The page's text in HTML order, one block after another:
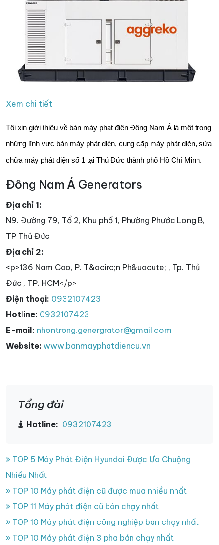
Xem chi tiết
Tôi xin giới thiệu về bán máy phát điện Đông Nam Á là một trong
những lĩnh vực bán máy phát điện, cung cấp máy phát điện, sửa
chữa máy phát điện số 1 tại Thủ Đức thành phố Hồ Chí Minh.
Đông Nam Á Generators
Địa chỉ 1:
N9. Đường 79, Tổ 2, Khu phố 1, Phường Phước Long B,
TP Thủ Đức
Địa chỉ 2:
<p>136 Nam Cao, P. T&acirc;n Ph&uacute; , Tp. Thủ
Đức , TP. HCM</p>
Điện thoại: 0932107423
Hotline: 0932107423
E-mail: nhontrong.genergrator@gmail.com
Website: www.banmayphatdiencu.vn
Tổng đài
Hotline: 0932107423
TOP 5 Máy Phát Điện Hyundai Được Ưa Chuộng
Nhiều Nhất
TOP 10 Máy phát điện cũ được mua nhiều nhất
TOP 11 Máy phát điện cũ bán chạy nhất
TOP 10 Máy phát điện công nghiệp bán chạy nhất
TOP 10 Máy phát điện 3 pha bán chạy nhất